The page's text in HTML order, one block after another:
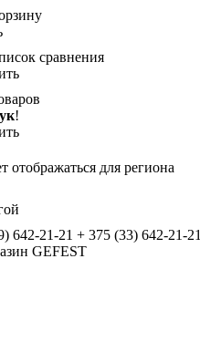
сравнения
!
отображаться для региона
642-21-21 + 375 (33) 642-21-21
GEFEST